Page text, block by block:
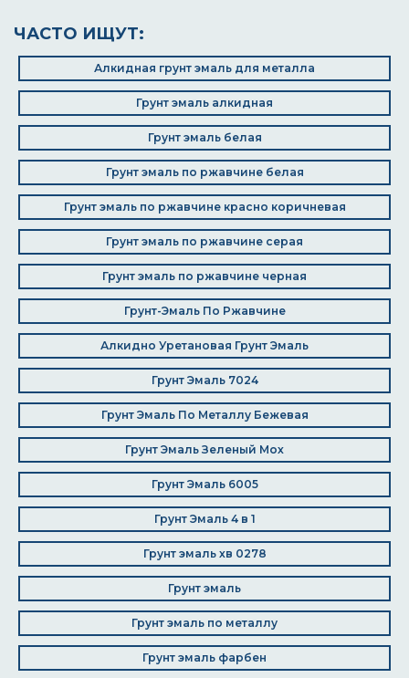
ЧАСТО ИЩУТ:
Алкидная грунт эмаль для металла
Грунт эмаль алкидная
Грунт эмаль белая
Грунт эмаль по ржавчине белая
Грунт эмаль по ржавчине красно коричневая
Грунт эмаль по ржавчине серая
Грунт эмаль по ржавчине черная
Грунт-Эмаль По Ржавчине
Алкидно Уретановая Грунт Эмаль
Грунт Эмаль 7024
Грунт Эмаль По Металлу Бежевая
Грунт Эмаль Зеленый Мох
Грунт Эмаль 6005
Грунт Эмаль 4 в 1
Грунт эмаль хв 0278
Грунт эмаль
Грунт эмаль по металлу
Грунт эмаль фарбен